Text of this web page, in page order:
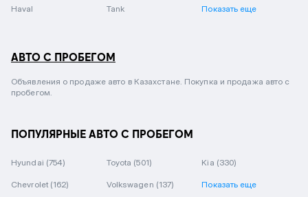
Haval Tank Показать еще
АВТО С ПРОБЕГОМ
Объявления о продаже авто в Казахстане. Покупка и продажа авто с
пробегом.
ПОПУЛЯРНЫЕ АВТО С ПРОБЕГОМ
Hyundai (754) Toyota (501) Kia (330)
Chevrolet (162) Volkswagen (137) Показать еще